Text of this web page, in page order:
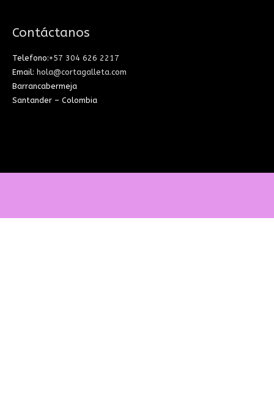
Contáctanos
Telefono:+57 304 626 2217
Email: hola@cortagalleta.com
Barrancabermeja
Santander – Colombia